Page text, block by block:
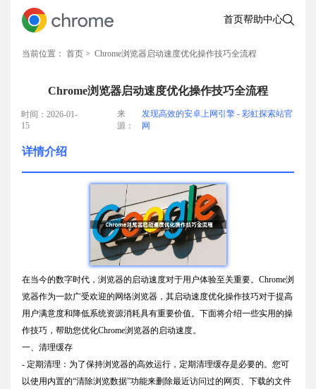
首页帮助中心
当前位置： 首页 > Chrome浏览器启动速度优化操作技巧全流程
Chrome浏览器启动速度优化操作技巧全流程
时间：2026-01-
15
来
源：
发现高效的安卓上网引擎 - 彩虹探索站官
网
详情介绍
在当今的数字时代，浏览器的启动速度对于用户体验至关重要。Chrome浏
览器作为一款广受欢迎的网络浏览器，其启动速度优化操作技巧对于提高
用户满意度和降低系统资源消耗具有重要价值。下面将介绍一些实用的操
作技巧，帮助您优化Chrome浏览器的启动速度。
一、清理缓存
- 定期清理：为了保持浏览器的高效运行，定期清理缓存是必要的。您可
以使用内置的“清除浏览数据”功能来删除最近访问过的网页、下载的文件